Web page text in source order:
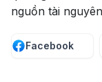
nguồn tài
Facebook